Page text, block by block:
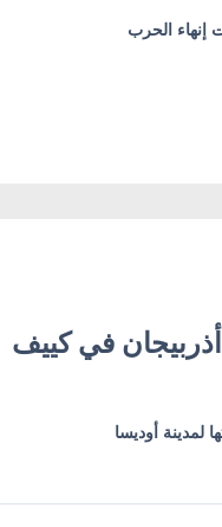
إنهاء الحرب
في كييف
لمدينة أوديسا